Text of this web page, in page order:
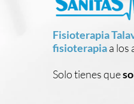
Fisioterapia
fisioterapiaa los
Solo tienes que